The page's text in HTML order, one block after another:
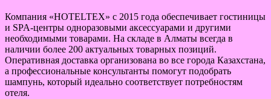
Компания «HOTELTEX» с 2015 года обеспечивает гостиницы
и SPA-центры одноразовыми аксессуарами и другими
необходимыми товарами. На складе в Алматы всегда в
наличии более 200 актуальных товарных позиций.
Оперативная доставка организована во все города Казахстана,
а профессиональные консультанты помогут подобрать
шампунь, который идеально соответствует потребностям
отеля.